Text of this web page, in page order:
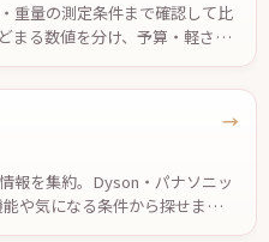
重量の測定条件まで確認して比
まる数値を分け、予算・軽さ・
の候補と、2台で迷ったときの
した。価格は2026年7月29日確
報を集約。Dyson・パナソニッ
や気になる条件から探せます。
報を参考に、自分に合う一台を
→